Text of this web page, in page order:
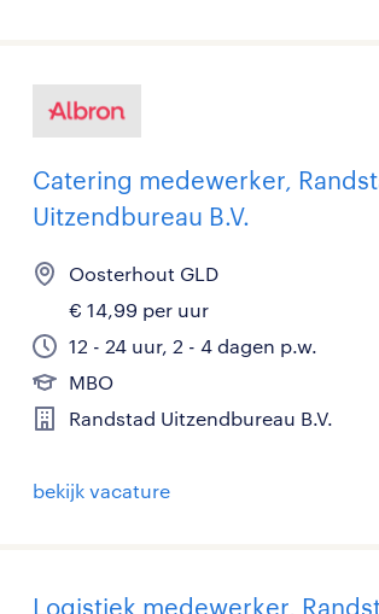
Catering medewerker,
Uitzendbureau B.V.
Oosterhout GLD
€ 14,99 per uur
12 - 24 uur, 2 - 4 dagen p.w.
MBO
Randstad Uitzendbureau B.V.
bekijk vacature
Logistiek medewerker,